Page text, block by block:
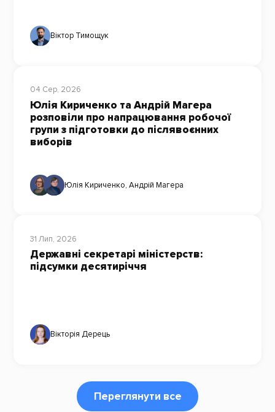
Віктор Тимощук
04 Сер, 2026
Юлія Кириченко та Андрій Магера
розповіли про напрацювання робочої
групи з підготовки до післявоєнних
виборів
Юлія Кириченко, Андрій Магера
31 Лип, 2026
Державні секретарі міністерств:
підсумки десятиріччя
Вікторія Дерець
Переглянути все